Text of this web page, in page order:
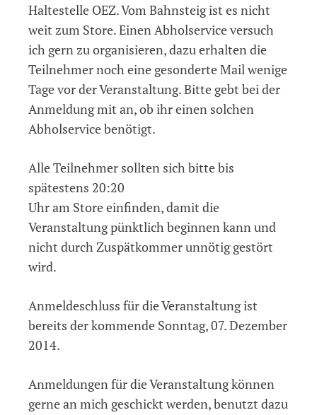
Haltestelle OEZ. Vom Bahnsteig ist es nicht
weit zum Store. Einen Abholservice versuch
ich gern zu organisieren, dazu erhalten die
Teilnehmer noch eine gesonderte Mail wenige
Tage vor der Veranstaltung. Bitte gebt bei der
Anmeldung mit an, ob ihr einen solchen
Abholservice benötigt.
Alle Teilnehmer sollten sich bitte bis
spätestens 20:20
Uhr am Store einfinden, damit die
Veranstaltung pünktlich beginnen kann und
nicht durch Zuspätkommer unnötig gestört
wird.
Anmeldeschluss für die Veranstaltung ist
bereits der kommende Sonntag, 07. Dezember
2014.
Anmeldungen für die Veranstaltung können
gerne an mich geschickt werden, benutzt dazu